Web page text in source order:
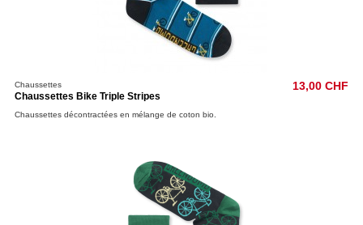
Chaussettes
Chaussettes Bike Triple Stripes
13,00 CHF
Chaussettes décontractées en mélange de coton bio.